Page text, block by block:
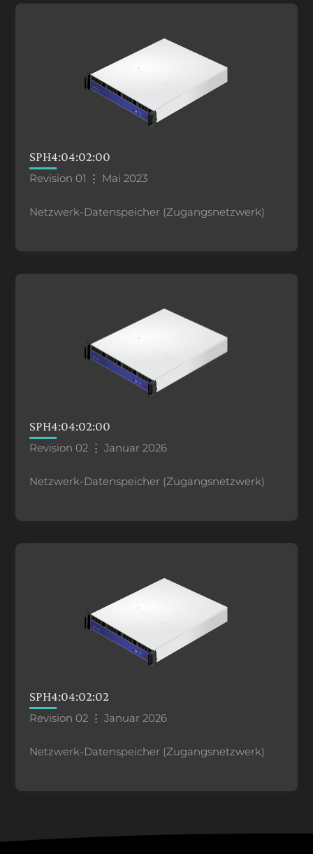
SPH4:04:02:00
Revision 01 ⋮ Mai 2023
Netzwerk-Datenspeicher (Zugangsnetzwerk)
SPH4:04:02:00
Revision 02 ⋮ Januar 2026
Netzwerk-Datenspeicher (Zugangsnetzwerk)
SPH4:04:02:02
Revision 02 ⋮ Januar 2026
Netzwerk-Datenspeicher (Zugangsnetzwerk)